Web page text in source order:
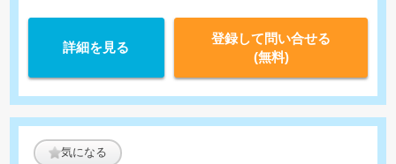
詳細を見る
登録して問い合せる
(無料)
気になる